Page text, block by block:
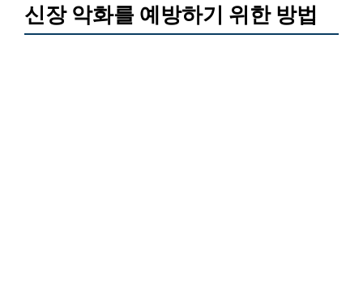
신장 악화를 예방하기 위한 방법